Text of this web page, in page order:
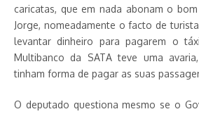
caricatas, que em nada abonam o
Jorge, nomeadamente o facto de
levantar dinheiro para pagarem o
Multibanco da SATA teve uma
tinham forma de pagar as suas
O deputado questiona mesmo se o